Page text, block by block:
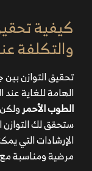
كيفية
والتكلفة
تحقيق التوازن
الهامة للغاية عند
الطوب الأحمر
ستحقق لك
الإرشادات التي
مرضية ومناسبة مع